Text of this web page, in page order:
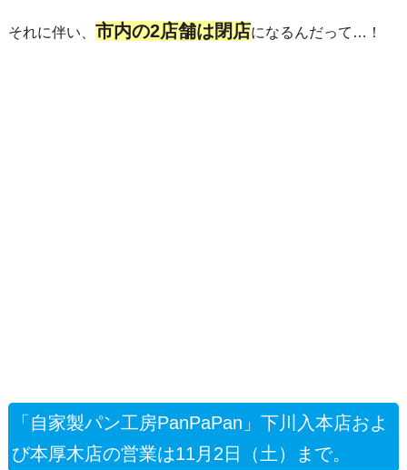
それに伴い、 市内の2店舗は閉店になるんだって…！
「自家製パン工房PanPaPan」下川入本店およ
び本厚木店の営業は11月2日（土）まで。